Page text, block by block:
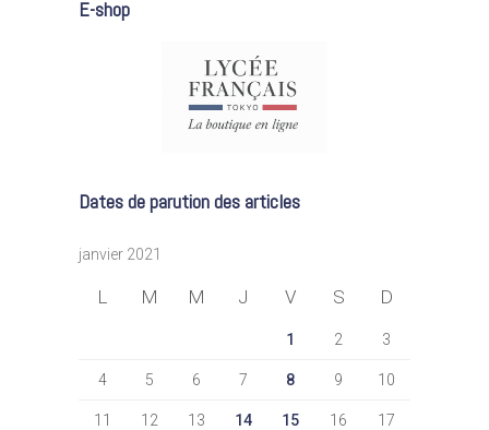
E-shop
Dates de parution des articles
janvier 2021
L M M J V S D
1 2 3
4 5 6 7 8 9 10
11 12 13 14 15 16 17